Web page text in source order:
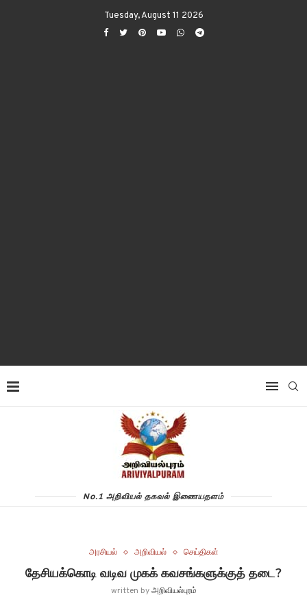
Tuesday, August 11 2026
No.1 அறிவியல் தகவல் இணையதளம்
அரசியல் அறிவியல் செய்திகள்
தேசியக்கொடி வடிவ முகக் கவசங்களுக்குத் தடை?
written byஅறிவியல்புரம்